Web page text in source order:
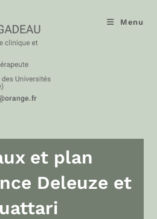
Menu
et plan
Deleuze et